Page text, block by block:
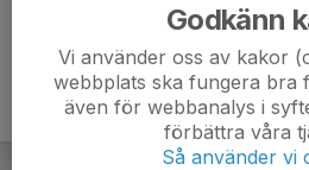
Godkänn
Vi använder oss av kakor
webbplats ska fungera bra
även för webbanalys i
förbättra våra
Så använder vi